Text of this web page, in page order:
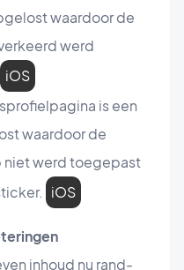
waardoor de
werd
iOS
is een
waardoor de
niet werd toegepast
iOS
inhoud nu rand-